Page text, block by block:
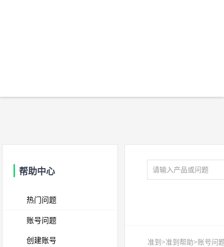
帮助中心
热门问题
账号问题
创建账号
准到>准到帮助>账号问